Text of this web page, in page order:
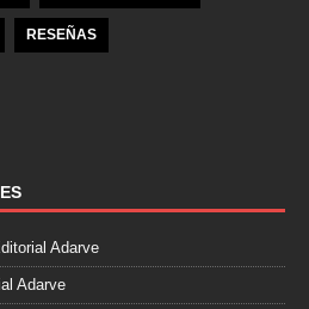
RESEÑAS
Adarve
Adarve